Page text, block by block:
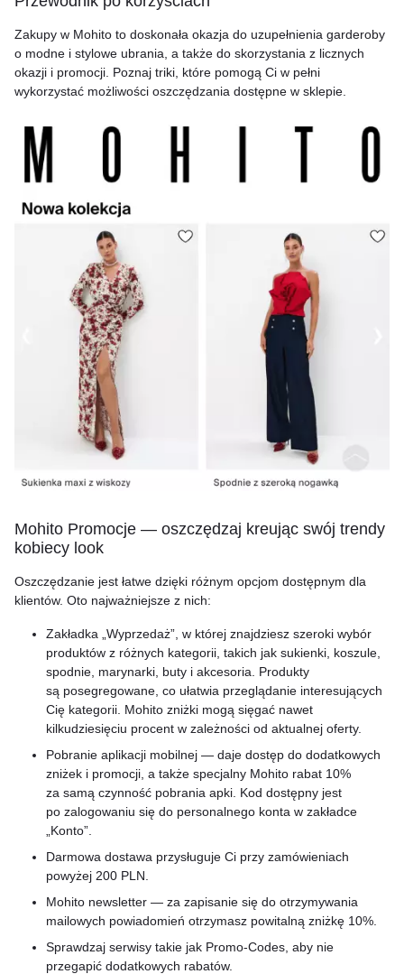
Zakupy w Mohito to doskonała okazja do uzupełnienia garderoby
o modne i stylowe ubrania, a także do skorzystania z licznych
okazji i promocji. Poznaj triki, które pomogą Ci w pełni
wykorzystać możliwości oszczędzania dostępne w sklepie.
Mohito Promocje — oszczędzaj kreując swój trendy
kobiecy look
Oszczędzanie jest łatwe dzięki różnym opcjom dostępnym dla
klientów. Oto najważniejsze z nich:
Zakładka „Wyprzedaż”, w której znajdziesz szeroki wybór
produktów z różnych kategorii, takich jak sukienki, koszule,
spodnie, marynarki, buty i akcesoria. Produkty
są posegregowane, co ułatwia przeglądanie interesujących
Cię kategorii. Mohito zniżki mogą sięgać nawet
kilkudziesięciu procent w zależności od aktualnej oferty.
Pobranie aplikacji mobilnej — daje dostęp do dodatkowych
zniżek i promocji, a także specjalny Mohito rabat 10%
za samą czynność pobrania apki. Kod dostępny jest
po zalogowaniu się do personalnego konta w zakładce
„Konto”.
Darmowa dostawa przysługuje Ci przy zamówieniach
powyżej 200 PLN.
Mohito newsletter — za zapisanie się do otrzymywania
mailowych powiadomień otrzymasz powitalną zniżkę 10%.
Sprawdzaj serwisy takie jak Promo-Codes, aby nie
przegapić dodatkowych rabatów.